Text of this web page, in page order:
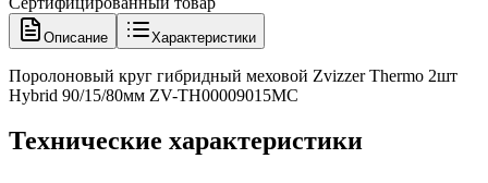
Описание Характеристики
Поролоновый круг гибридный меховой Zvizzer Thermo 2шт
Hybrid 90/15/80мм ZV-TH00009015MC
Технические характеристики